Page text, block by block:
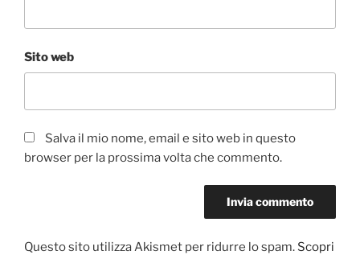
Sito web
Salva il mio nome, email e sito web in questo
browser per la prossima volta che commento.
Questo sito utilizza Akismet per ridurre lo spam. Scopri